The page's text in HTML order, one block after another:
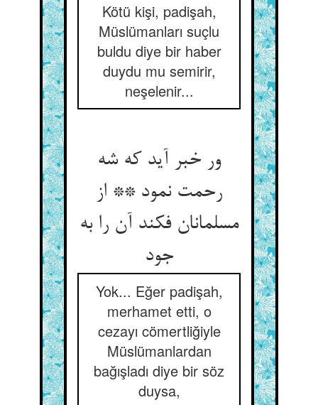
Kötü kişi, padişah,
Müslümanları suçlu
buldu diye bir haber
duydu mu semirir,
neşelenir...
ور خبر آید که شه
رحمت نمود ** از
مسلمانان فکند آن را به
جود
Yok... Eğer padişah,
merhamet etti, o
cezayı cömertliğiyle
Müslümanlardan
bağışladı diye bir söz
duysa,